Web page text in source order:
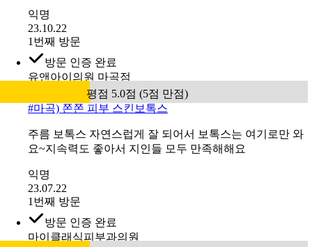
익명
23.10.22
1번째 방문
방문 인증 완료
유앤아이의원 마곡점
평점 5.0점 (5점 만점)
#마곡) 쫀쫀 피부 스킨보톡스
주름 보톡스 자연스럽게 잘 되어서 보톡스는 여기로만 와
요~지속력도 좋아서 지인들 모두 만족해해요
익명
23.07.22
1번째 방문
방문 인증 완료
마이클래식피부과의원